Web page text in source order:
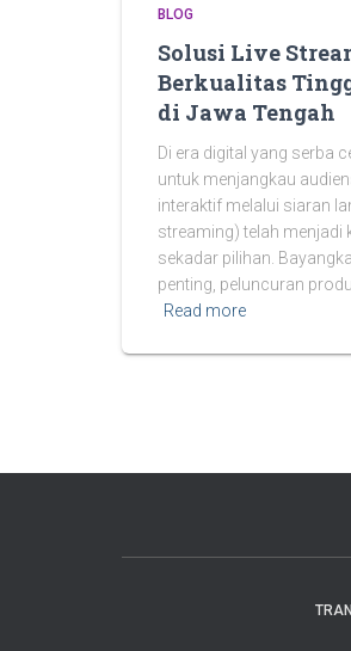
BLOG
Solusi Live
Berkualitas
di Jawa Tengah
Di era digital yang serba
untuk menjangkau
interaktif melalui siaran
streaming) telah menjadi
sekadar pilihan.
penting, peluncuran
Read more